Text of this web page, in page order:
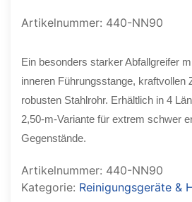
Artikelnummer: 440-NN90
Ein besonders starker Abfallgreifer
inneren Führungsstange, kraftvollen
robusten Stahlrohr. Erhältlich in 4
2,50-m-Variante für extrem schwer
Gegenstände.
Artikelnummer: 440-NN90
Kategorie: Reinigungsgeräte &